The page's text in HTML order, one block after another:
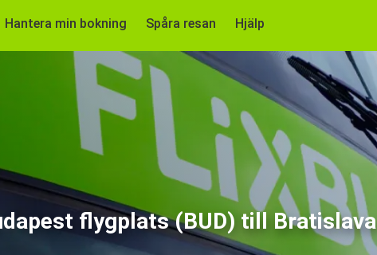
Hantera min bokning Spåra resan Hjälp
flygplats (BUD) till Bratislava